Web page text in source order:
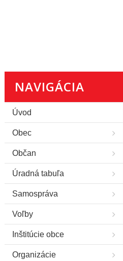
NAVIGÁCIA
Úvod
Obec
Občan
Úradná tabuľa
Samospráva
Voľby
Inštitúcie obce
Organizácie